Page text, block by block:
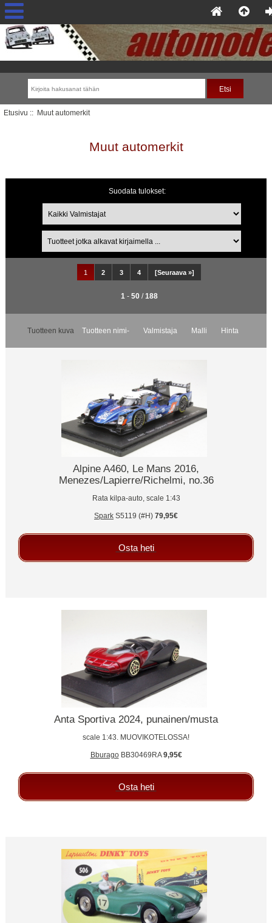
Etusivu :: Muut automerkit
Muut automerkit
Suodata tulokset:
Tuotteet jotka alkavat kirjaimella ...
1 2 3 4 [Seuraava »]
1 - 50/188
Tuotteen kuva Tuotteen nimi- Valmistaja Malli Hinta
Alpine A460, Le Mans 2016,
Menezes/Lapierre/Richelmi, no.36
Rata kilpa-auto, scale 1:43
Spark S5119 (#H) 79,95€
Osta heti
Anta Sportiva 2024, punainen/musta
scale 1:43. MUOVIKOTELOSSA!
BburagoBB30469RA 9,95€
Osta heti